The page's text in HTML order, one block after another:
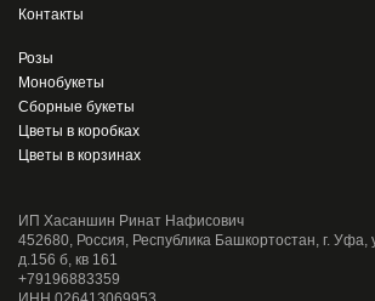
Контакты
Розы
Монобукеты
Сборные букеты
Цветы в коробках
Цветы в корзинах
ИП Хасаншин Ринат Нафисович
452680, Россия, Республика Башкортостан, г. Уфа,
д.156 б, кв 161
+79196883359